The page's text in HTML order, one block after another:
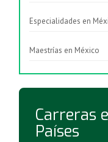
Especialidades en
Maestrías en México
Carreras
Países